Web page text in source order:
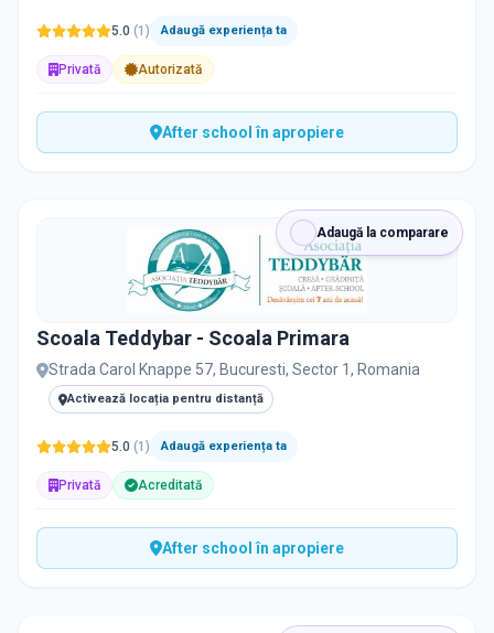
5.0 (1 ) Adaugă experiența ta
Privată Autorizată
After school în apropiere
Adaugă la comparare
Scoala Teddybar - Scoala Primara
Strada Carol Knappe 57, Bucuresti, Sector 1, Romania
Activează locația pentru distanță
5.0 (1 ) Adaugă experiența ta
Privată Acreditată
After school în apropiere